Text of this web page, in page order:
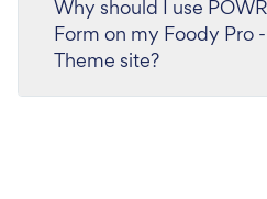
Why should I use
Form on my Foody Pro
Theme site?